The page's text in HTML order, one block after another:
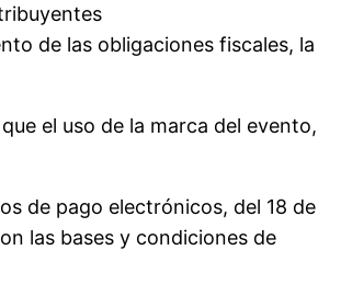
de las obligaciones fiscales, la
el uso de la marca del evento,
de pago electrónicos, del 18 de
las bases y condiciones de